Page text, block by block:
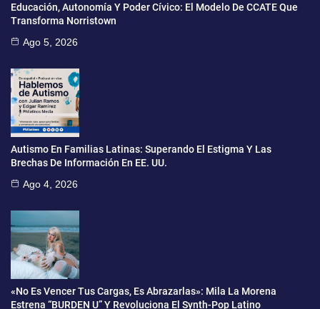
Educación, Autonomía Y Poder Cívico: El Modelo De CCATE Que
Transforma Norristown
Ago 5, 2026
Autismo En Familias Latinas: Superando El Estigma Y Las
Brechas De Información En EE. UU.
Ago 4, 2026
«No Es Vencer Tus Cargas, Es Abrazarlas»: Mila La Morena
Estrena “BURDEN U” Y Revoluciona El Synth-Pop Latino